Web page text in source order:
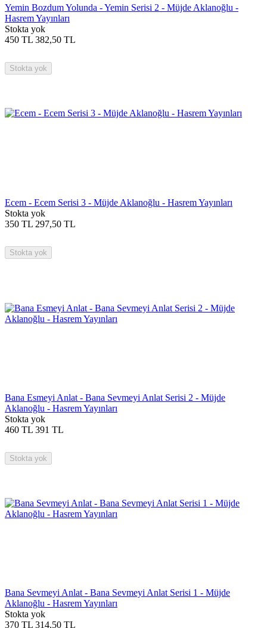
Yemin Bozdum Yolunda - Yemin Serisi 2 - Müjde Aklanoğlu -
Hasrem Yayınları
Stokta yok
450 TL 382,50 TL
Stokta yok
Ecem - Ecem Serisi 3 - Müjde Aklanoğlu - Hasrem Yayınları
Stokta yok
350 TL 297,50 TL
Stokta yok
Bana Esmeyi Anlat - Bana Sevmeyi Anlat Serisi 2 - Müjde
Aklanoğlu - Hasrem Yayınları
Stokta yok
460 TL 391 TL
Stokta yok
Bana Sevmeyi Anlat - Bana Sevmeyi Anlat Serisi 1 - Müjde
Aklanoğlu - Hasrem Yayınları
Stokta yok
370 TL 314,50 TL